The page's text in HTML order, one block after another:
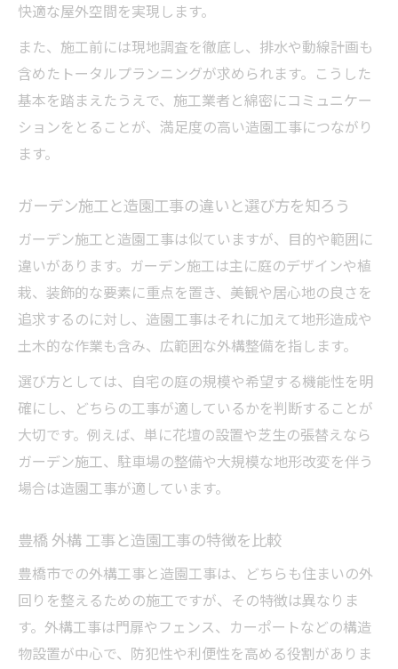
豊かな暮らしへ導くガーデン施工のポイント
造園工事で叶える快適な暮らしの空間設計
ガーデン施工が暮らしに与える豊かな影響
とは
外構 工事と造園工事で考える利便性と美観
豊橋市 外構の口コミから学ぶガーデン施工
造園工事で実現する理想の空間づくり事例
ガーデン施工がもたらす住空間の変化とは
豊橋 外構 業者が手掛ける造園工事の特徴
外構工事と造園工事で考える空間の活用法
造園工事の施工実績と信頼性の見極め方
後悔しない業者選びの比較方法とコツ
造園工事業者を選ぶ前に比較すべきポイン
ト
ガーデン施工の評判と口コミを活かした選
豊橋 外構 おすすめ業者の選定基準とは
造園工事と外構工事の費用比較のポイント
業者の施工実績から見る安心の造園工事
専門家が伝えるガーデン施工成功の秘訣
快適な屋外空間を実現します。
また、施工前には現地調査を徹底し、排水や動線計画も
含めたトータルプランニングが求められます。こうした
基本を踏まえたうえで、施工業者と綿密にコミュニケー
ションをとることが、満足度の高い造園工事につながり
ます。
ガーデン施工と造園工事の違いと選び方を知ろう
ガーデン施工と造園工事は似ていますが、目的や範囲に
違いがあります。ガーデン施工は主に庭のデザインや植
栽、装飾的な要素に重点を置き、美観や居心地の良さを
追求するのに対し、造園工事はそれに加えて地形造成や
土木的な作業も含み、広範囲な外構整備を指します。
選び方としては、自宅の庭の規模や希望する機能性を明
確にし、どちらの工事が適しているかを判断することが
大切です。例えば、単に花壇の設置や芝生の張替えなら
ガーデン施工、駐車場の整備や大規模な地形改変を伴う
場合は造園工事が適しています。
豊橋 外構 工事と造園工事の特徴を比較
豊橋市での外構工事と造園工事は、どちらも住まいの外
回りを整えるための施工ですが、その特徴は異なりま
す。外構工事は門扉やフェンス、カーポートなどの構造
物設置が中心で、防犯性や利便性を高める役割がありま